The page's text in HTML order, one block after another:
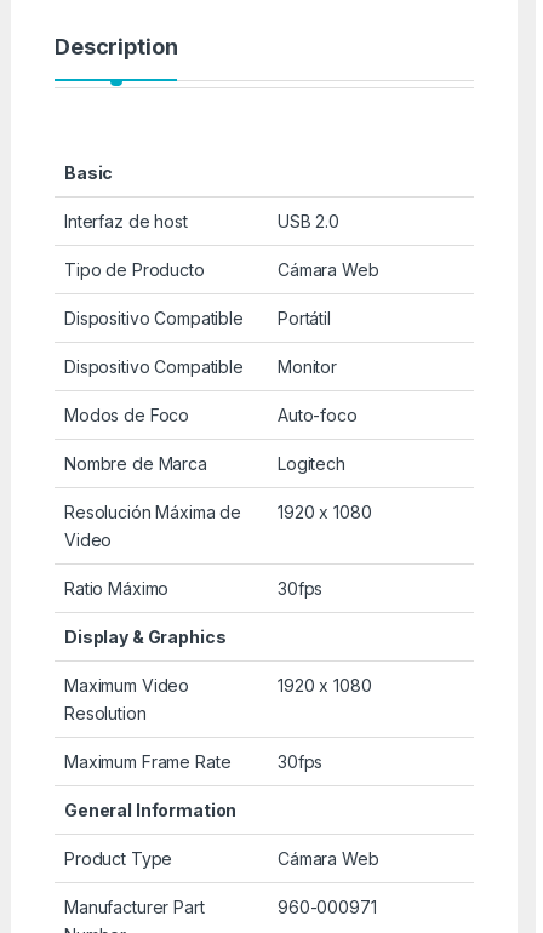
Description
Basic
Interfaz de host USB 2.0
Tipo de Producto Cámara Web
Dispositivo Compatible Portátil
Dispositivo Compatible Monitor
Modos de Foco Auto-foco
Nombre de Marca Logitech
Resolución Máxima de
Video
1920 x 1080
Ratio Máximo 30fps
Display & Graphics
Maximum Video
Resolution
1920 x 1080
Maximum Frame Rate 30fps
General Information
Product Type Cámara Web
Manufacturer Part
960-000971